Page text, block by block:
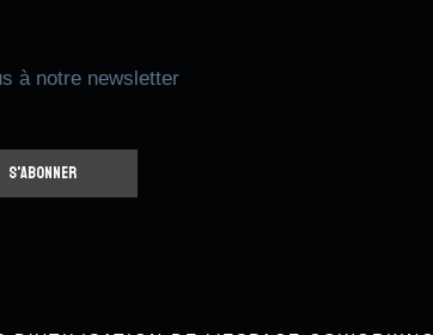
à notre newsletter